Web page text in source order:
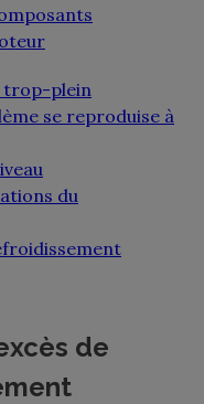
trop-plein
se reproduise à
du
de